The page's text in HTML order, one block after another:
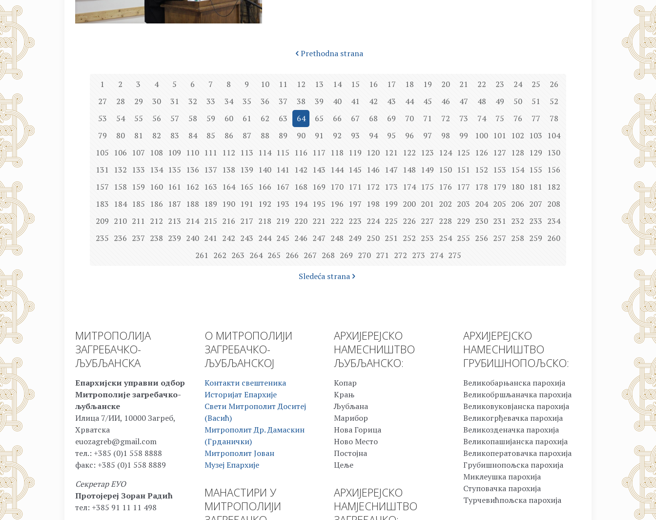
Prethodna strana
1 2 3 4 5 6 7 8 9 10 11 12 13 14 15 16 17 18 19 20 21 22 23 24 25
26
27
28 29 30 31 32 33 34 35 36 37 38 39 40 41 42 43 44 45 46 47 48 49 50 51
52
53
54 55 56 57 58 59 60 61 62 63 64 65 66 67 68 69 70 71 72 73 74 75 76 77
78
79
80 81 82 83 84 85 86 87 88 89 90 91 92 93 94 95 96 97 98 99 100 101 102 103 104
105 106 107 108 109 110 111 112 113 114 115 116 117 118 119 120 121 122 123 124 125 126 127 128 129 130
131
132 133 134 135 136 137 138 139 140 141 142 143 144 145 146 147 148 149 150 151 152 153 154 155 156
157 158 159 160 161 162 163 164 165 166 167 168 169 170 171 172 173 174 175 176 177 178 179 180 181
182
183 184 185 186 187 188 189 190 191 192 193 194 195 196 197 198 199 200 201 202 203 204 205 206 207 208
209 210 211 212 213 214 215 216 217 218 219 220 221 222 223 224 225 226 227 228 229 230 231 232 233 234
235 236 237 238 239 240 241 242 243 244 245 246 247 248 249 250 251 252 253 254 255 256 257 258 259 260
261 262 263 264 265 266 267 268 269 270 271 272 273 274 275
Sledeća strana
МИТРОПОЛИЈА
ЗАГРЕБАЧКО-
ЉУБЉАНСКА
Епархијски управни одбор
Митрополије загребачко-
љубљанске
Илица 7/ИИ, 10000 Загреб,
Хрватска
euozagreb@gmail.com
тел.: +385 (0)1 558 8888
факс: +385 (0)1 558 8889
Секретар ЕУО
Протојереј Зоран Радић
тел: +385 91 11 11 498
О МИТРОПОЛИЈИ
ЗАГРЕБАЧКО-
ЉУБЉАНСКОЈ
Контакти свештеника
Историјат Епархије
Свети Митрополит Доситеј
(Васић)
Митрополит Др. Дамаскин
(Грданички)
Митрополит Јован
Музеј Епархије
МАНАСТИРИ У
МИТРОПОЛИЈИ
АРХИЈЕРЕЈСКО
НАМЕСНИШТВО
ЉУБЉАНСКО:
Копар
Крањ
Љубљана
Марибор
Нова Горица
Ново Место
Постојна
Цеље
АРХИЈЕРЕЈСКО
НАМЈЕСНИШТВО
АРХИЈЕРЕЈСКО
НАМЕСНИШТВО
ГРУБИШНОПОЉСКО:
Великобарњанска парохија
Великобршљаначка парохија
Великовуковјанска парохија
Великогрђевачка парохија
Великозденачка парохија
Великопашијанска парохија
Великоператовачка парохија
Грубишнопољска парохија
Миклеушка парохија
Ступовачка парохија
Турчевићпољска парохија